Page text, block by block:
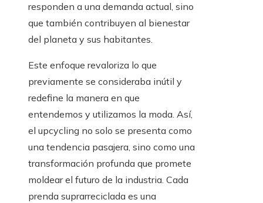
responden a una demanda actual, sino
que también contribuyen al bienestar
del planeta y sus habitantes.
Este enfoque revaloriza lo que
previamente se consideraba inútil y
redefine la manera en que
entendemos y utilizamos la moda. Así,
el upcycling no solo se presenta como
una tendencia pasajera, sino como una
transformación profunda que promete
moldear el futuro de la industria. Cada
prenda suprarreciclada es una